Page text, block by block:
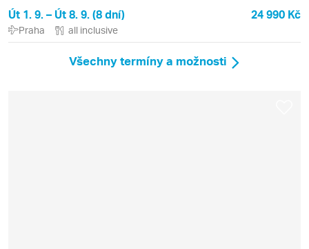
Út 1. 9. – Út 8. 9. (8 dní) 24 990 Kč
Praha all inclusive
Všechny termíny a možnosti